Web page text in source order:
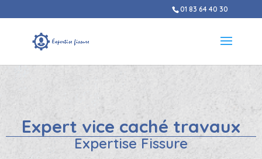
01 83 64 40 30
Expert vice caché travaux
Expertise Fissure